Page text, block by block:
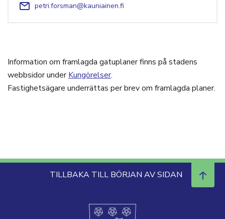
petri.forsman@kauniainen.fi
Information om framlagda gatuplaner finns på stadens
webbsidor underKungörelser.
Fastighetsägare underrättas per brev om framlagda planer.
TILLBAKA TILL BÖRJAN AV SIDAN